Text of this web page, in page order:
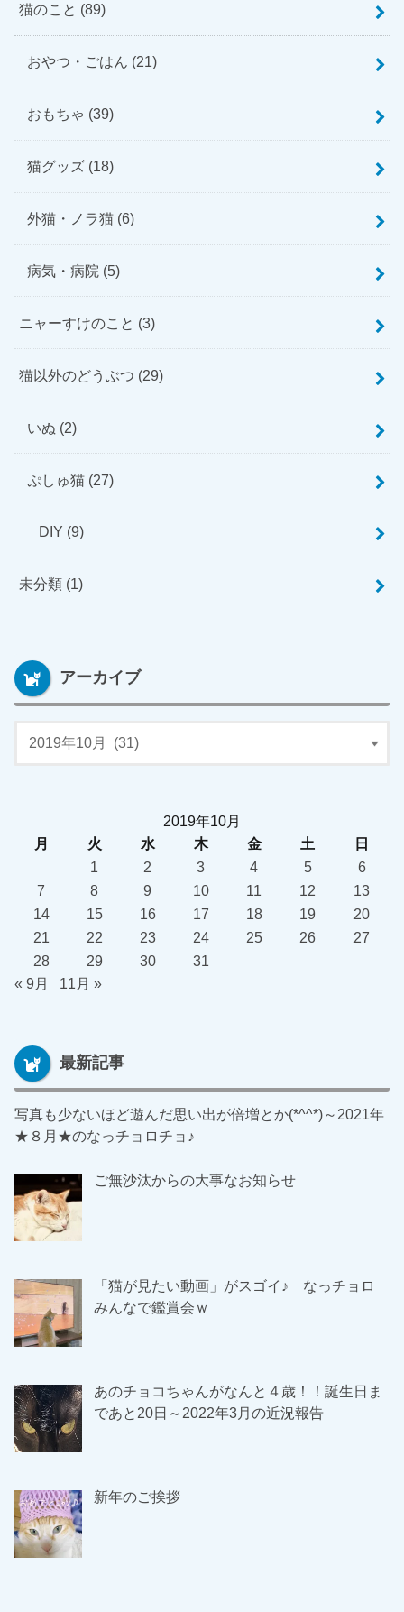
猫のこと (89)
おやつ・ごはん (21)
おもちゃ (39)
猫グッズ (18)
外猫・ノラ猫 (6)
病気・病院 (5)
ニャーすけのこと (3)
猫以外のどうぶつ (29)
いぬ (2)
ぷしゅ猫 (27)
DIY (9)
未分類 (1)
アーカイブ
2019年10月
月
火 水 木 金 土
日
1
2 3 4 5
6
7
8 9 10 11 12
13
14
15 16 17 18 19
20
21
22 23 24 25 26
27
28
29 30
31
« 9月
11月 »
最新記事
写真も少ないほど遊んだ思い出が倍増とか(*^^*)～2021年
★８月★のなっチョロチョ♪
ご無沙汰からの大事なお知らせ
「猫が見たい動画」がスゴイ♪ なっチョロ
みんなで鑑賞会ｗ
あのチョコちゃんがなんと４歳！！誕生日ま
であと20日～2022年3月の近況報告
新年のご挨拶